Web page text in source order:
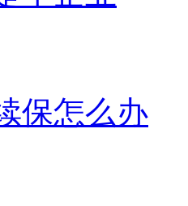
保怎么办